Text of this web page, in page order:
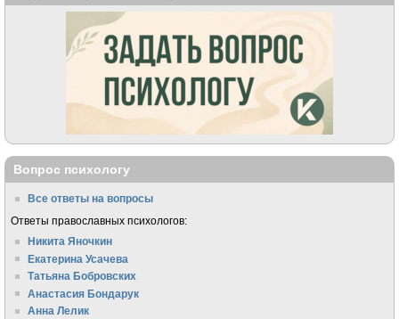
Вопрос психологу
Все ответы на вопросы
Ответы православных психологов:
Никита Яночкин
Екатерина Усачева
Татьяна Бобровских
Анастасия Бондарук
Анна Лелик